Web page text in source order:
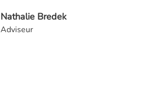
Nathalie Bredek
Adviseur